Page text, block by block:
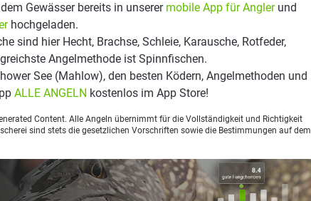
Gewässer bereits in unserer mobile App für Anglerund
hochgeladen.
sind hier Hecht, Brachse, Schleie, Karausche, Rotfeder,
Angelmethode ist Spinnfischen.
See (Mahlow), den besten Ködern, Angelmethoden und
ALLE ANGELN kostenlos im App Store!
Content. Alle Angeln übernimmt für die Vollständigkeit und Richtigkeit
sind stets die gesetzlichen Vorschriften sowie die Bestimmungen auf dem